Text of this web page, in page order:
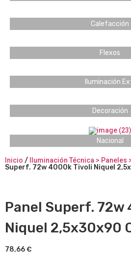
Calefacción
Flexos
Iluminación
Decoración
Nacional
Inicio / Iluminación Técnica > Paneles
Superf. 72w 4000k Tivoli Niquel
Panel Superf.
Niquel 2,5x30x90
78,66€